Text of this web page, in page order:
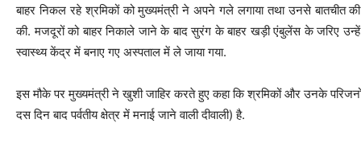
बाहर निकल रहे श्रमिकों को मुख्यमंत्री ने अपने गले लगाया तथा उनसे बातचीत
की. मजदूरों को बाहर निकाले जाने के बाद सुरंग के बाहर खड़ी एंबुलेंस के जरिए उन्हें
स्वास्थ्य केंद्र में बनाए गए अस्पताल में ले जाया गया.
इस मौके पर मुख्यमंत्री ने खुशी जाहिर करते हुए कहा कि श्रमिकों और उनके
दस दिन बाद पर्वतीय क्षेत्र में मनाई जाने वाली दीवाली) है.